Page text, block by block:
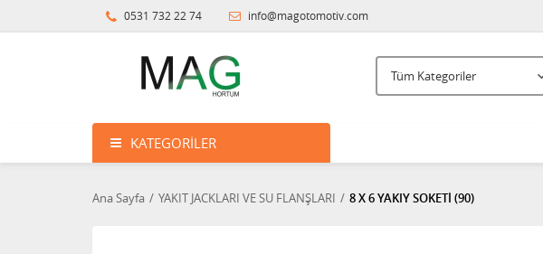
0531 732 22 74 info@magotomotiv.com
KATEGORILER
Ana Sayfa YAKIT JACKLARI VE SU FLANŞLARI 8 X 6 YAKIY SOKETİ (90)